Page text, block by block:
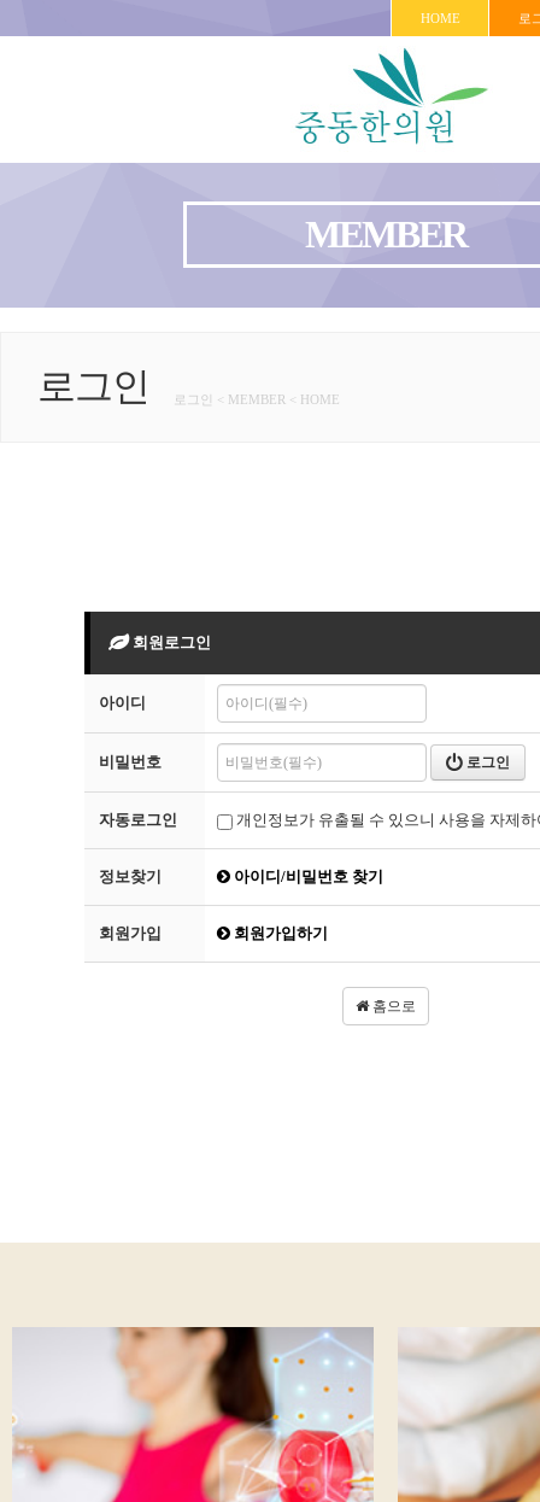
HOME 로
MEMBER
로그인 로그인 < MEMBER < HOME
회원로그인
아이디
비밀번호 로그인
자동로그인 개인정보가 유출될 수 있으니 사용을 자제
정보찾기 아이디/비밀번호 찾기
회원가입 회원가입하기
홈으로